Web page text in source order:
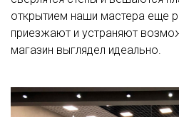
открытием наши мастера еще
приезжают и устраняют
магазин выглядел идеально.